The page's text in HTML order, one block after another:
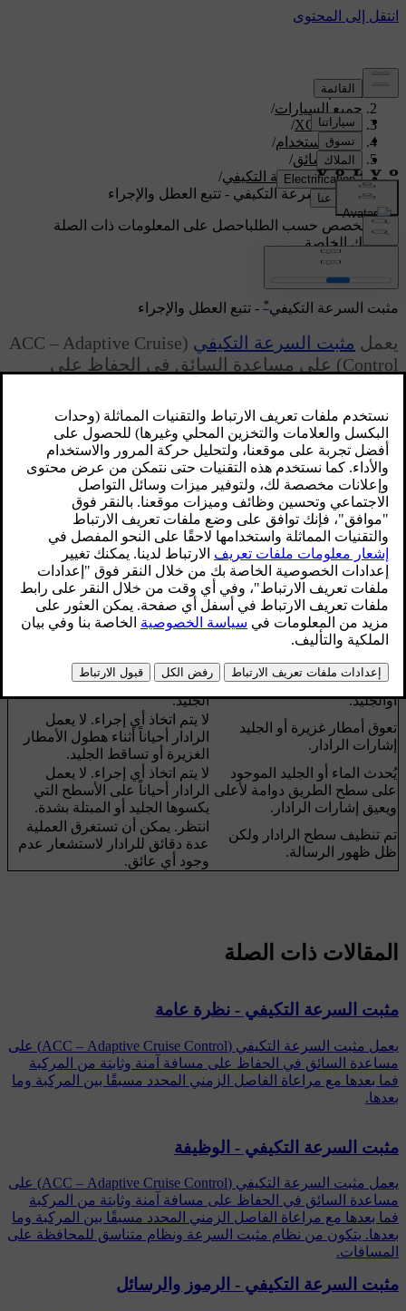
الدعم/
جميع السيارات/
XC70 2016
/
دليل الاستخدام/
دعم السائق/
مثبت السرعة التكيفي/
مثبت السرعة التكيفي - تتبع العطل والإجراء
دعم مخصص حسب الطلباحصل على المعلومات ذات الصلة
بسيارتك الخاصة.
تسجيل الدخول
محدّث ٠٨‏/٠٦‏/٢٠٢٣
مثبت السرعة التكيفي* - تتبع العطل والإجراء
يعمل مثبت السرعة التكيفي
(ACC – Adaptive Cruise
Control) على مساعدة السائق في الحفاظ على
الفاصل الزمني المحدد مسبقًا بين المركبة وما بعدها.
إذا تم عرض الرسالةRadar blocked See manualعلى لوحة العدادات
المندمجة فهذا يعني أنمستشعر الرادار يتعذر عليه اكتشاف أي
مركبات أخرى أمام سيارتك.
هذه الرسالة توضح أن وظيفةتحذير المسافةوالتحذير من الاصطدام
مع الفرامل الإلكترونيةلا تعملان.
يوضح الجدول التالي أمثلة عن الأسباب المحتملة لظهور أية رسالة
مع الإجراء الملائم:
السبب
تعرض سطح الرادار في الشبكة
للأوساخ أو أنه مغطى بالثلج
أوالجليد.
قم بتنظيف سطح الرادار في
الشبكة من الأوساخ أو الثلج أو
الجليد.
تعوق أمطار غزيرة أو الجليد
إشارات الرادار.
لا يتم اتخاذ أي إجراء. لا يعمل
الرادار أحياناً أثناء هطول الأمطار
الغزيرة أو تساقط الجليد.
يُحدث الماء أو الجليد الموجود
على سطح الطريق دوامة لأعلى
ويعيق إشارات الرادار.
لا يتم اتخاذ أي إجراء. لا يعمل
الرادار أحياناً على الأسطح التي
يكسوها الجليد أو المبتلة بشدة.
تم تنظيف سطح الرادار ولكن
ظل ظهور الرسالة.
انتظر. يمكن أن تستغرق العملية
عدة دقائق للرادار لاستشعار عدم
وجود أي عائق.
المقالات ذات الصلة
مثبت السرعة التكيفي - نظرة عامة
يعمل مثبت السرعة التكيفي (ACC – Adaptive Cruise Control) على
مساعدة السائق في الحفاظ على مسافة آمنة وثابتة من المركبة
فما بعدها مع مراعاة الفاصل الزمني المحدد مسبقًا بين المركبة وما
بعدها.
مثبت السرعة التكيفي - الوظيفة
يعمل مثبت السرعة التكيفي (ACC – Adaptive Cruise Control) على
مساعدة السائق في الحفاظ على مسافة آمنة وثابتة من المركبة
فما بعدها مع مراعاة الفاصل الزمني المحدد مسبقًا بين المركبة وما
بعدها. يتكون من نظام مثبت السرعة ونظام متناسق للمحافظة على
المسافات.
مثبت السرعة التكيفي - الرموز والرسائل